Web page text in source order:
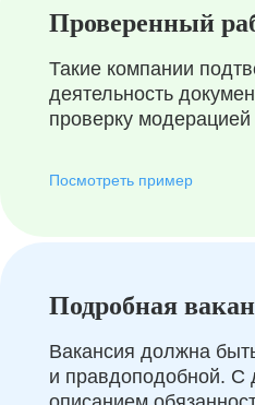
Проверенный
Такие компании
деятельность
проверку модерацией
Посмотреть пример
Подробная
Вакансия должна
и правдоподобной. С